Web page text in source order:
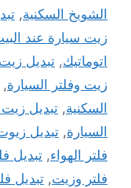
الشويخ السكنية,
زيت سيارة عند
اتوماتيك, تبديل
زيت وفلتر السيارة,
السكنية, تبديل زيت
السيارة, تبديل
فلتر الهواء, تبديل
فلتر وزيت, تبديل